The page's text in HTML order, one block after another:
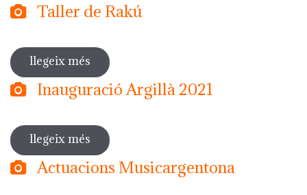
Taller de Rakú
llegeix més sobre taller de rakú
Inauguració Argillà 2021
llegeix més sobre inauguració argillà 2021
Actuacions Musicargentona